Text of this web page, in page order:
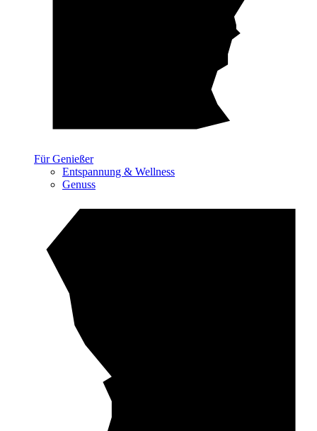
Für Genießer
Entspannung & Wellness
Genuss